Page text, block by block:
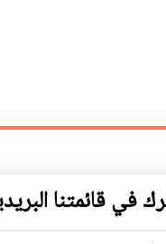
في قائمتنا